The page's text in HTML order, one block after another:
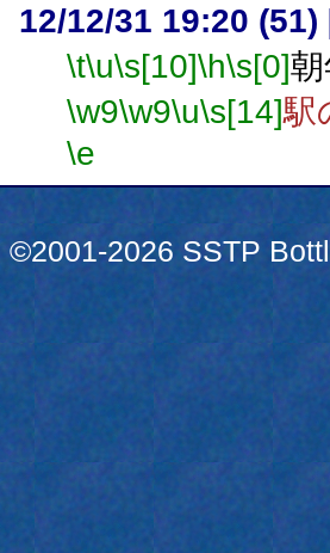
12/12/31 19:20 (51)
\t\u\s[10]\h\s[0]
\w9\w9\u\s[14]駅
\e
©2001-2026 SSTP